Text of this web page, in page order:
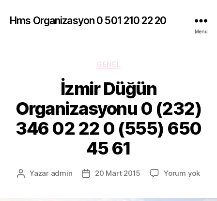
Hms Organizasyon 0 501 210 22 20
Menü
Kategoriler
GENEL
İzmir Düğün
Organizasyonu 0 (232)
346 02 22 0 (555) 650
45 61
Yazının
Yazar admin
Yazı20 Mart 2015 Yorum yokİzmir